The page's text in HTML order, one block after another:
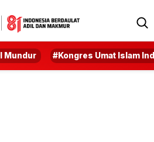
Mundur #Kongres Umat Islam